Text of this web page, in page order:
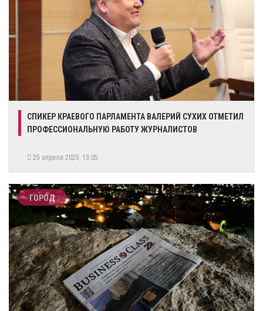
​СПИКЕР КРАЕВОГО ПАРЛАМЕНТА ВАЛЕРИЙ СУХИХ ОТМЕТИЛ
ПРОФЕССИОНАЛЬНУЮ РАБОТУ ЖУРНАЛИСТОВ
25 апреля 2025, 13:05
ГОРОД